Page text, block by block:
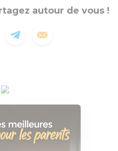
autour de vous !